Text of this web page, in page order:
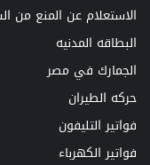
الاستعلام عن المنع من
البطاقه المدنيه
الجمارك في مصر
حركه الطيران
فواتير التليفون
فواتير الكهرباء